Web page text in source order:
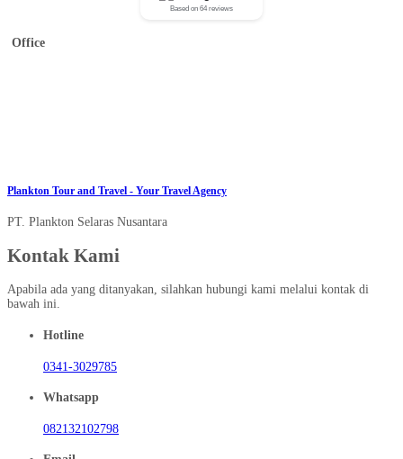
Based on 64 reviews
Office
Plankton Tour and Travel - Your Travel Agency
PT. Plankton Selaras Nusantara
Kontak Kami
Apabila ada yang ditanyakan, silahkan hubungi kami melalui kontak di
bawah ini.
Hotline
0341-3029785
Whatsapp
082132102798